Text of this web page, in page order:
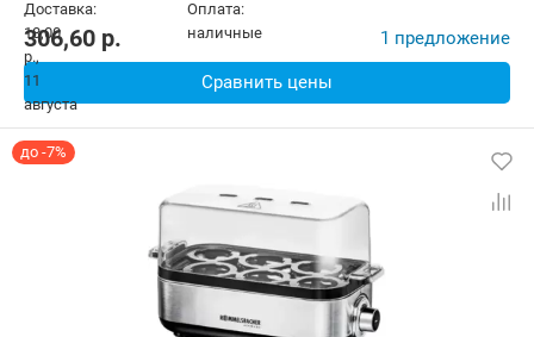
306,60 p. 1 предложение
Сравнить цены
до -7%